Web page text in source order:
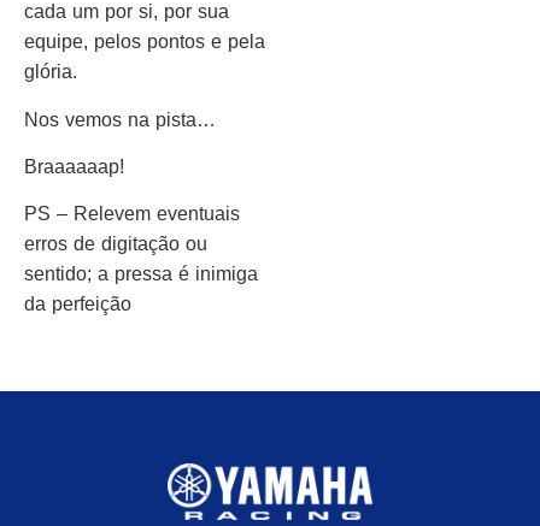
cada um por si, por sua
equipe, pelos pontos e pela
glória.
Nos vemos na pista…
Braaaaaap!
PS – Relevem eventuais
erros de digitação ou
sentido; a pressa é inimiga
da perfeição